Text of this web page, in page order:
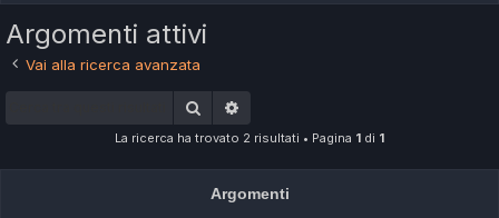
Argomenti attivi
Vai alla ricerca avanzata
Cerca
La ricerca ha trovato 2 risultati • Pagina 1 di 1
Argomenti